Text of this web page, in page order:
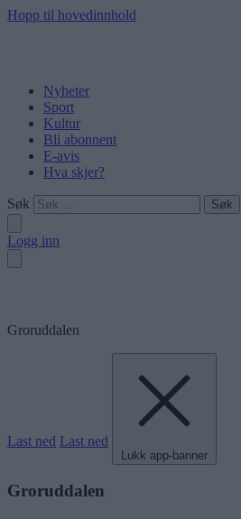
Hopp til hovedinnhold
Nyheter
Sport
Kultur
Bli abonnent
E-avis
Hva skjer?
Søk
Logg inn
Groruddalen
Last ned Last ned
Lukk app-banner
Groruddalen